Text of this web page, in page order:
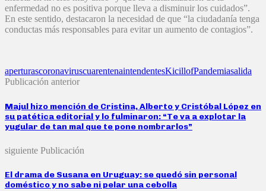
enfermedad no es positiva porque lleva a disminuir los cuidados”.
En este sentido, destacaron la necesidad de que “la ciudadanía tenga
conductas más responsables para evitar un aumento de contagios”.
aperturascoronaviruscuarentenaintendentesKicillofPandemiasalida
Publicación anterior
Majul hizo mención de Cristina, Alberto y Cristóbal López en
su patética editorial y lo fulminaron: “Te va a explotar la
yugular de tan mal que te pone nombrarlos”
siguiente Publicación
El drama de Susana en Uruguay: se quedó sin personal
doméstico y no sabe ni pelar una cebolla